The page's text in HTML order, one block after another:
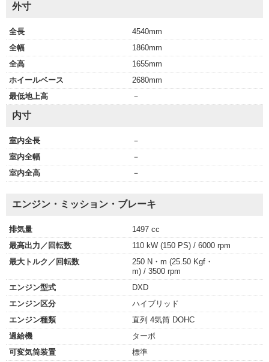
外寸
全長
4540mm
全幅
1860mm
全高
1655mm
ホイールベース
2680mm
最低地上高
－
内寸
室内全長
－
室内全幅
－
室内全高
－
エンジン・ミッション・ブレーキ
排気量
1497 cc
最高出力／回転数
110 kW (150 PS) / 6000 rpm
最大トルク／回転数
250 N・m (25.50 Kgf・
m) / 3500 rpm
エンジン型式
DXD
エンジン区分
ハイブリッド
エンジン種類
直列 4気筒 DOHC
過給機
ターボ
可変気筒装置
標準